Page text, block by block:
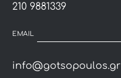
210 9881339
EMAIL
info@gotsopoulos.gr